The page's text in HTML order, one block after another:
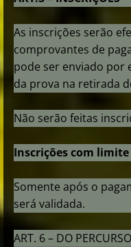
As inscrições serão
comprovantes de
pode ser enviado por
da prova na retirada
Não serão feitas
Inscrições com
Somente após o
será validada.
ART. 6 – DO PERCURSO